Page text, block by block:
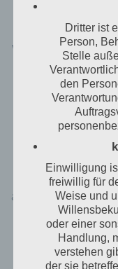
Die Internetseite
Vorschriften
eine
ermöglichen, was
der
Adresse)
E-Mail oder
mit dem für die
aufnimmt,
automatisch
von einer
Verarbeitung
Bearbeitung
Dritter ist
Person,
Stelle
den
Einwilligung
freiwillig für
Weise und
oder einer
Handlung,
verstehen
der sie